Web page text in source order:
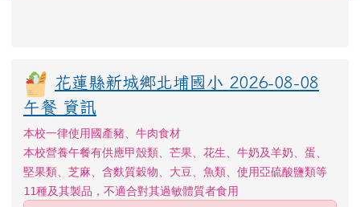
花蓮縣新城鄉北埔國小 2026-08-08
午餐 資訊
本校一律使用國產豬、牛肉食材
本校營養午餐有供應甲殼類、芒果、花生、牛奶及羊奶、蛋、
堅果類、芝麻、含麩質穀物、大豆、魚類、使用亞硫酸鹽類等
11種及其製品，不適合對其過敏體質者食用